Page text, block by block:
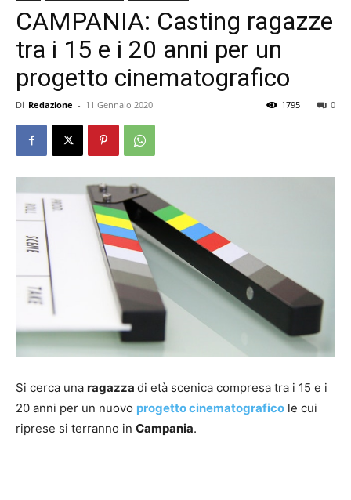
CAMPANIA: Casting ragazze
tra i 15 e i 20 anni per un
progetto cinematografico
Di Redazione - 11 Gennaio 2020 0
1795
Si cerca una ragazza di età scenica compresa tra i 15 e i
20 anni per un nuovo progetto cinematografico le cui
riprese si terranno in Campania.